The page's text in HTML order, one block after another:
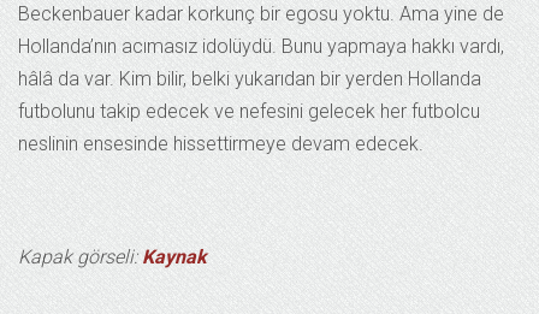
Beckenbauer kadar korkunç bir egosu yoktu. Ama yine de
Hollanda’nın acımasız idolüydü. Bunu yapmaya hakkı vardı,
hâlâ da var. Kim bilir, belki yukarıdan bir yerden Hollanda
futbolunu takip edecek ve nefesini gelecek her futbolcu
neslinin ensesinde hissettirmeye devam edecek.
Kapak görseli:Kaynak